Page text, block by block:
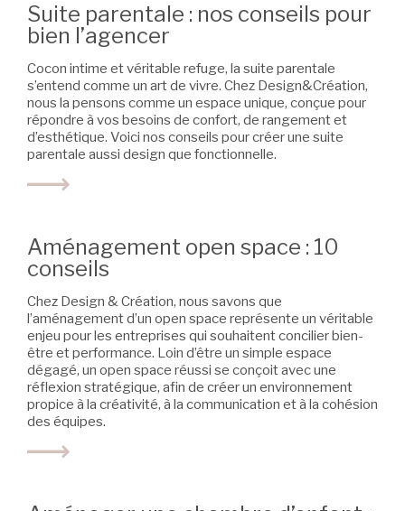
Suite parentale : nos conseils pour
bien l’agencer
Cocon intime et véritable refuge, la suite parentale
s’entend comme un art de vivre. Chez Design&Création,
nous la pensons comme un espace unique, conçue pour
répondre à vos besoins de confort, de rangement et
d’esthétique. Voici nos conseils pour créer une suite
parentale aussi design que fonctionnelle.
Aménagement open space : 10
conseils
Chez Design & Création, nous savons que
l’aménagement d’un open space représente un véritable
enjeu pour les entreprises qui souhaitent concilier bien-
être et performance. Loin d’être un simple espace
dégagé, un open space réussi se conçoit avec une
réflexion stratégique, afin de créer un environnement
propice à la créativité, à la communication et à la cohésion
des équipes.